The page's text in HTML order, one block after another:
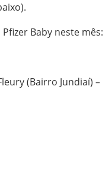
Baby neste mês:
(Bairro Jundiaí) –